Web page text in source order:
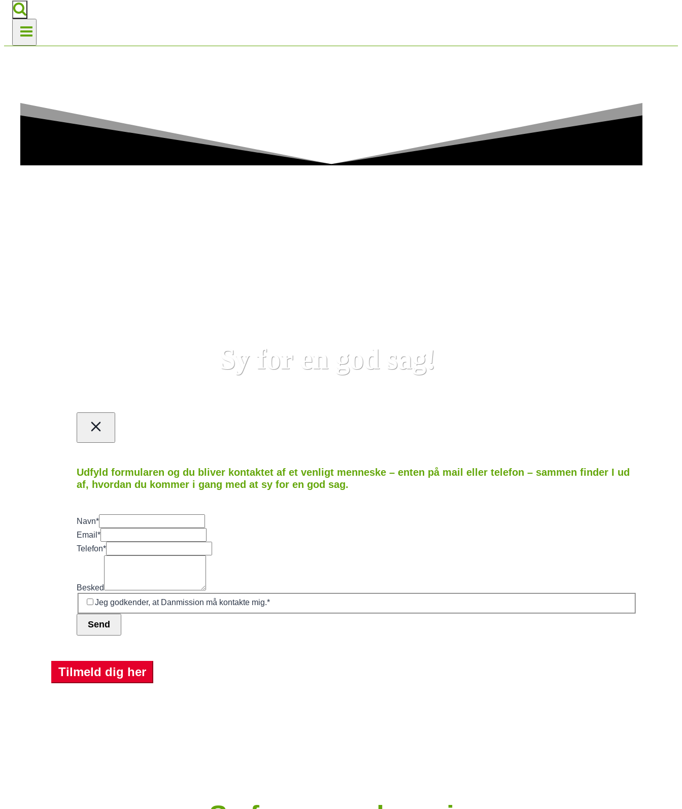
Sy for en god sag!
Udfyld formularen og du bliver kontaktet af et venligt menneske – enten på mail eller telefon – sammen finder I ud
af, hvordan du kommer i gang med at sy for en god sag.
Navn*
Email*
Telefon*
Besked
Jeg godkender, at Danmission må kontakte mig.*
Send
Tilmeld dig her